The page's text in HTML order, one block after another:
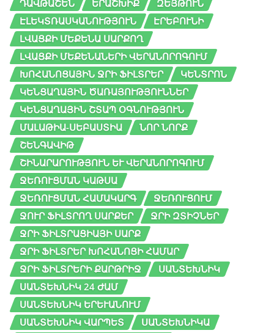
ԴԱՎԹԱՇԵՆ
ԵՐԱՇԽԻՔ
ԶԵՅԹՈՒՆ
ԷԼԵԿՏՌԱՍԿԱՆՈՒԹՅՈՒՆ
ԷՐԵԲՈՒՆԻ
ԼՎԱՑՔԻ ՄԵՔԵՆԱ ՍԱՐՔՈՂ
ԼՎԱՑՔԻ ՄԵՔԵՆԱՆԵՐԻ ՎԵՐԱՆՈՐՈԳՈՒՄ
ԽՈՀԱՆՈՑԱՅԻՆ ՋՐԻ ՖԻԼՏՐԵՐ
ԿԵՆՏՐՈՆ
ԿԵՆՑԱՂԱՅԻՆ ԾԱՌԱՅՈՒԹՅՈՒՆՆԵՐ
ԿԵՆՑԱՂԱՅԻՆ ՇՏԱՊ ՕԳՆՈՒԹՅՈՒՆ
ՄԱԼԱԹԻԱ-ՍԵԲԱՍՏԻԱ
ՆՈՐ ՆՈՐՔ
ՇԵՆԳԱՎԻԹ
ՇԻՆԱՐԱՐՈՒԹՅՈՒՆ ԵՒ ՎԵՐԱՆՈՐՈԳՈՒՄ
ՋԵՌՈՒՑՄԱՆ ԿԱԹՍԱ
ՋԵՌՈՒՑՄԱՆ ՀԱՄԱԿԱՐԳ
ՋԵՌՈՒՑՈՒՄ
ՋՈՒՐ ՖԻԼՏՐՈՂ ՍԱՐՔԵՐ
ՋՐԻ ԶՏԻՉՆԵՐ
ՋՐԻ ՖԻԼՏՐԱՑԻԱՅԻ ՍԱՐՔ
ՋՐԻ ՖԻԼՏՐԵՐ ԽՈՀԱՆՈՑԻ ՀԱՄԱՐ
ՋՐԻ ՖԻԼՏՐԵՐԻ ՔԱՐԹՐԻՋ
ՍԱՆՏԵԽՆԻԿ
ՍԱՆՏԵԽՆԻԿ 24 ԺԱՄ
ՍԱՆՏԵԽՆԻԿ ԵՐԵՒԱՆՈՒՄ
ՍԱՆՏԵԽՆԻԿ ՎԱՐՊԵՏ
ՍԱՆՏԵԽՆԻԿԱ